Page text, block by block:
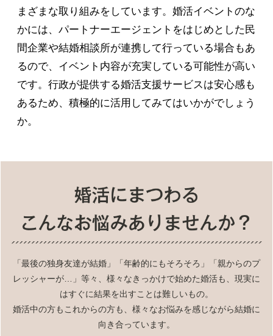
まざまな取り組みをしています。婚活イベントのな
かには、パートナーエージェントをはじめとした民
間企業や結婚相談所が連携して行っている場合もあ
るので、イベント内容が充実している可能性が高い
です。行政が提供する婚活支援サービスは安心感も
あるため、積極的に活用してみてはいかがでしょう
か。
「最後の独身友達が結婚」「年齢的にもそろそろ」「親からのプ
レッシャーが…」等々、様々なきっかけで始めた婚活も、現実に
はすぐに結果を出すことは難しいもの。
婚活中の方もこれからの方も、様々なお悩みを感じながら結婚に
向き合っています。